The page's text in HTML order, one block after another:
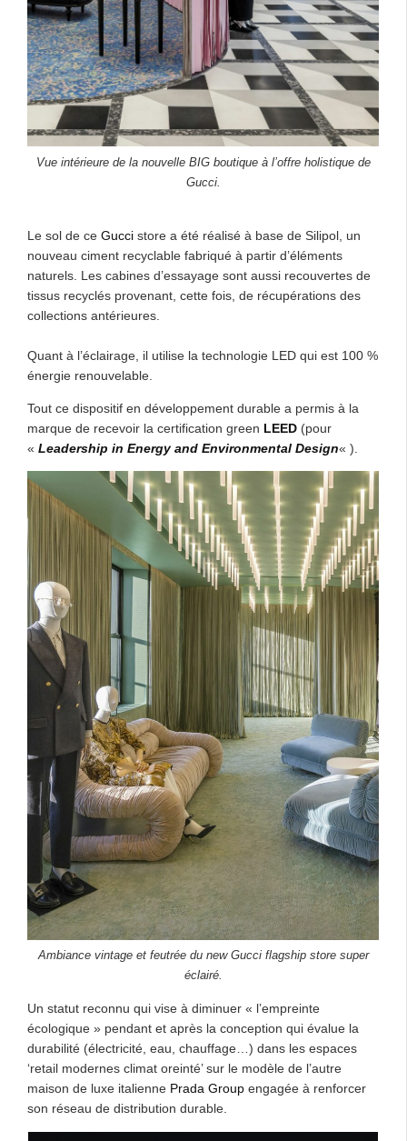
Vue intérieure de la nouvelle BIG boutique à l’offre holistique de
Gucci.
Le sol de ce Gucci store a été réalisé à base de Silipol, un
nouveau ciment recyclable fabriqué à partir d’éléments
naturels. Les cabines d’essayage sont aussi recouvertes de
tissus recyclés provenant, cette fois, de récupérations des
collections antérieures.
Quant à l’éclairage, il utilise la technologie LED qui est 100 %
énergie renouvelable.
Tout ce dispositif en développement durable a permis à la
marque de recevoir la certification green LEED (pour
« Leadership in Energy and Environmental Design« ).
Ambiance vintage et feutrée du new Gucci flagship store super
éclairé.
Un statut reconnu qui vise à diminuer « l’empreinte
écologique » pendant et après la conception qui évalue la
durabilité (électricité, eau, chauffage…) dans les espaces
‘retail modernes climat oreinté’ sur le modèle de l’autre
maison de luxe italienne Prada Group engagée à renforcer
son réseau de distribution durable.